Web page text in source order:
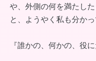
や、外側の何を満たし
と、ようやく私も分かっ
『誰かの、何かの、役に